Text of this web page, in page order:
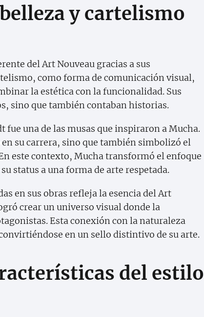
y cartelismo
del Art Nouveau gracias a sus
como forma de comunicación visual,
la estética con la funcionalidad. Sus
sino que también contaban historias.
fue una de las musas que inspiraron a Mucha.
su carrera, sino que también simbolizó el
este contexto, Mucha transformó el enfoque
status a una forma de arte respetada.
en sus obras refleja la esencia del Art
crear un universo visual donde la
Esta conexión con la naturaleza
en un sello distintivo de su arte.
del estilo